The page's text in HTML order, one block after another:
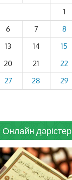
1
6 7 8
13 14 15
20 21 22
27 28 29
Онлайн дәрістер